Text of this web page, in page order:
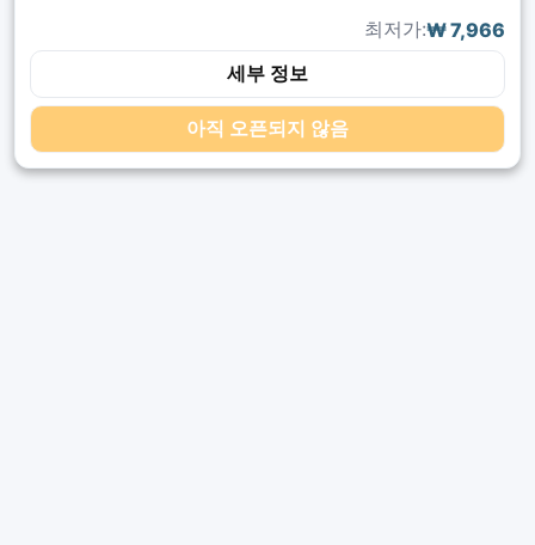
최저가:₩ 7,966
세부 정보
아직 오픈되지 않음